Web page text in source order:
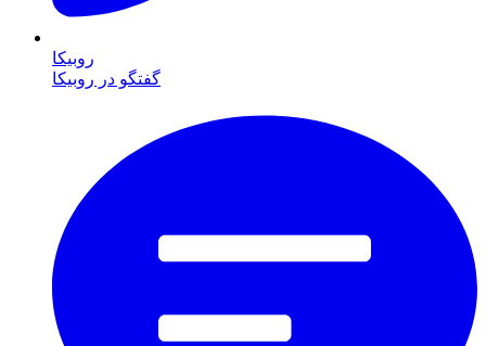
روبیکا
گفتگو در روبیکا